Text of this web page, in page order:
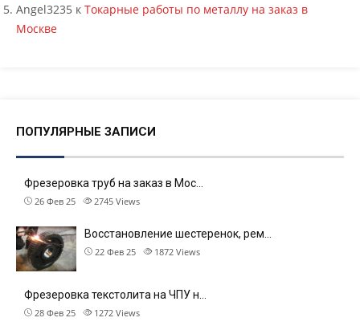
Angel3235 к Токарные работы по металлу на заказ в
Москве
ПОПУЛЯРНЫЕ ЗАПИСИ
Фрезеровка труб на заказ в Мос…
26 Фев 25 2745 Views
Восстановление шестеренок, рем…
22 Фев 25 1872 Views
Фрезеровка текстолита на ЧПУ н…
28 Фев 25 1272 Views